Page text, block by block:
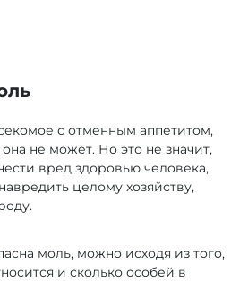
с отменным аппетитом,
не может. Но это не значит,
вред здоровью человека,
целому хозяйству,
моль, можно исходя из того,
и сколько особей в